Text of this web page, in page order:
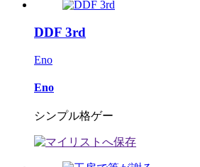
DDF 3rd
Eno
Eno
シンプル格ゲー